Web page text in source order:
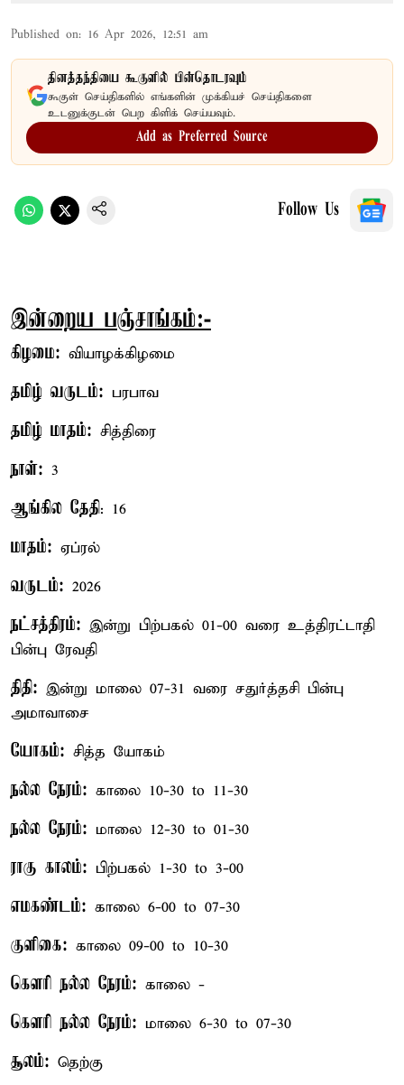
Published on: 16 Apr 2026, 12:51 am
தினத்தந்தியை கூகுளில் பின்தொடரவும்
கூகுள் செய்திகளில் எங்களின் முக்கியச் செய்திகளை
உடனுக்குடன் பெற கிளிக் செய்யவும்.
Add as Preferred Source
Follow Us
இன்றைய பஞ்சாங்கம்:-
கிழமை: வியாழக்கிழமை
தமிழ் வருடம்: பரபாவ
தமிழ் மாதம்: சித்திரை
நாள்: 3
ஆங்கில தேதி: 16
மாதம்: ஏப்ரல்
வருடம்: 2026
நட்சத்திரம்: இன்று பிற்பகல் 01-00 வரை உத்திரட்டாதி
பின்பு ரேவதி
திதி: இன்று மாலை 07-31 வரை சதுர்த்தசி பின்பு
அமாவாசை
யோகம்: சித்த யோகம்
நல்ல நேரம்: காலை 10-30 to 11-30
நல்ல நேரம்: மாலை 12-30 to 01-30
ராகு காலம்: பிற்பகல் 1-30 to 3-00
எமகண்டம்: காலை 6-00 to 07-30
குளிகை: காலை 09-00 to 10-30
கௌரி நல்ல நேரம்: காலை -
கௌரி நல்ல நேரம்: மாலை 6-30 to 07-30
சூலம்: தெற்கு